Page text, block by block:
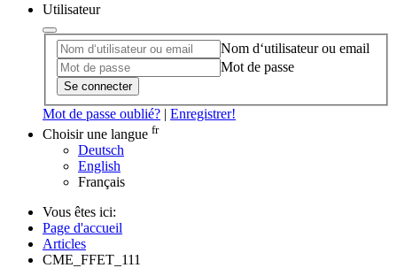
Utilisateur
Nom d‘utilisateur ou email
Mot de passe
Se connecter
Mot de passe oublié? | Enregistrer!
Choisir une langue fr
Deutsch
English
Français
Vous êtes ici:
Page d'accueil
Articles
CME_FFET_111